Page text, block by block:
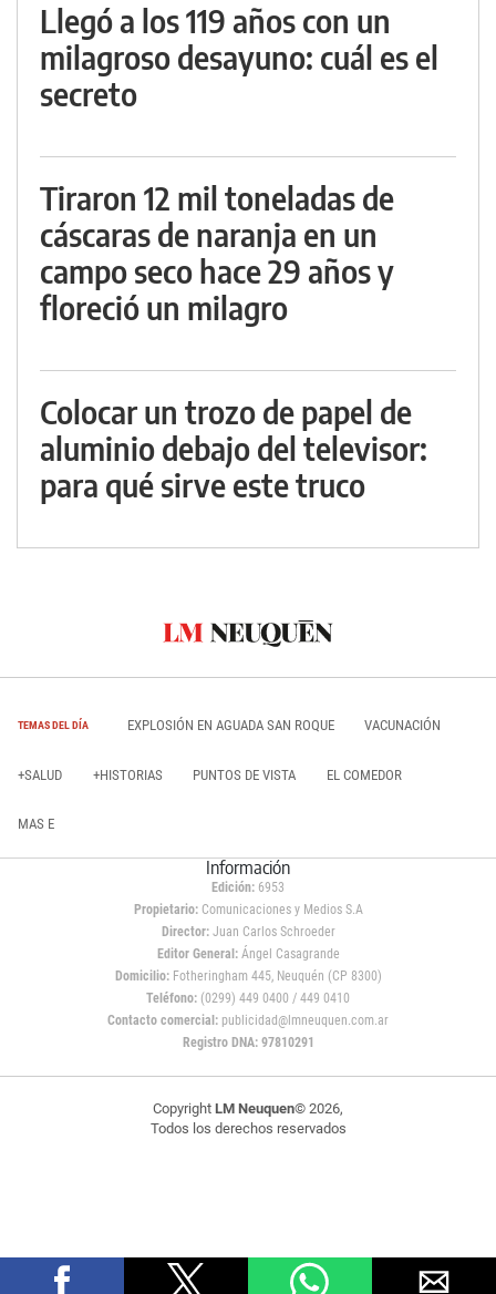
Llegó a los 119 años con un
milagroso desayuno: cuál es el
secreto
Tiraron 12 mil toneladas de
cáscaras de naranja en un
campo seco hace 29 años y
floreció un milagro
Colocar un trozo de papel de
aluminio debajo del televisor:
para qué sirve este truco
TEMAS DEL DÍA EXPLOSIÓN EN AGUADA SAN ROQUE VACUNACIÓN
+SALUD +HISTORIAS PUNTOS DE VISTA EL COMEDOR
MAS E
Información
Edición: 6953
Propietario:Comunicaciones y Medios S.A
Director: Juan Carlos Schroeder
Editor General:Ángel Casagrande
Domicilio:Fotheringham 445, Neuquén (CP 8300)
Teléfono: (0299) 449 0400 / 449 0410
Contacto comercial: publicidad@lmneuquen.com.ar
Registro DNA: 97810291
Copyright LM Neuquen© 2026,
Todos los derechos reservados